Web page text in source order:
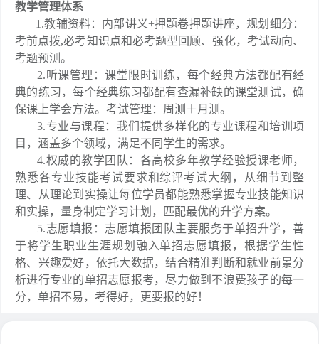
教学管理体系
1.教辅资料：内部讲义+押题卷押题讲座，规划细分：
考前点拨,必考知识点和必考题型回顾、强化，考试动向、
考题预测。
2.听课管理：课堂限时训练，每个经典方法都配有经
典的练习，每个经典练习都配有查漏补缺的课堂测试，确
保课上学会方法。考试管理：周测＋月测。
3.专业与课程：我们提供多样化的专业课程和培训项
目，涵盖多个领域，满足不同学生的需求。
4.权威的教学团队：各高校多年教学经验授课老师，
熟悉各专业技能考试要求和综评考试大纲，从细节到整
理、从理论到实操让每位学员都能熟悉掌握专业技能知识
和实操，量身制定学习计划，匹配最优的升学方案。
5.志愿填报：志愿填报团队主要服务于单招升学，善
于将学生职业生涯规划融入单招志愿填报，根据学生性
格、兴趣爱好，依托大数据，结合精准判断和就业前景分
析进行专业的单招志愿报考，尽力做到不浪费孩子的每一
分，单招不易，考得好，更要报的好！